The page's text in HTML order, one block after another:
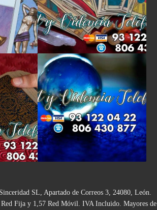
SL, Apartado de Correos 3, 24080, León.
Fija y 1,57 Red Móvil. IVA Incluido. Mayores de